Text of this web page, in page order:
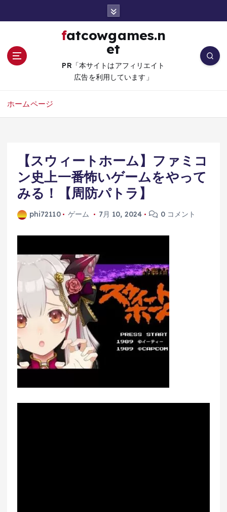
fatcowgames.n
et
PR「本サイトはアフィリエイト
広告を利用しています」
ホームページ
【スウィートホーム】ファミコ
ン史上一番怖いゲームをやって
みる！【周防パトラ】
phi72110 ゲーム 7月 10, 2024 0 コメント